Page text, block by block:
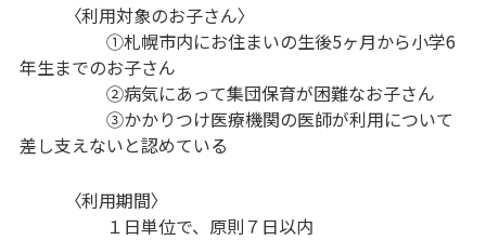
〈利用対象のお子さん〉
①札幌市内にお住まいの生後5ヶ月から小学6
年生までのお子さん
②病気にあって集団保育が困難なお子さん
③かかりつけ医療機関の医師が利用について
差し支えないと認めている
〈利用期間〉
１日単位で、原則７日以内